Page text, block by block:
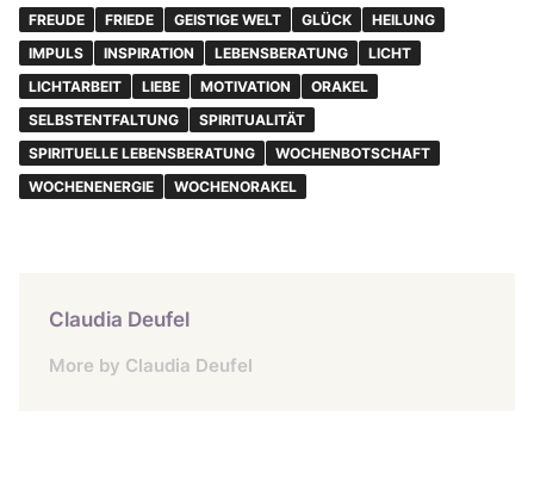
FREUDE
FRIEDE GEISTIGE WELT GLÜCK
HEILUNG
IMPULS
INSPIRATION LEBENSBERATUNG
LICHT
LICHTARBEIT
LIEBE MOTIVATION
ORAKEL
SELBSTENTFALTUNG
SPIRITUALITÄT
SPIRITUELLE LEBENSBERATUNG
WOCHENBOTSCHAFT
WOCHENENERGIE
WOCHENORAKEL
Claudia Deufel
More by Claudia Deufel